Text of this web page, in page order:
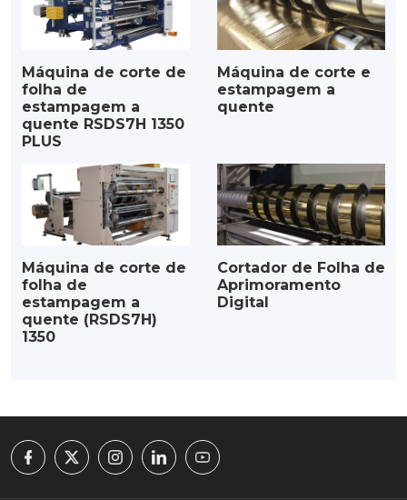
Máquina de corte de
folha de
estampagem a
quente RSDS7H 1350
PLUS
Máquina de corte e
estampagem a
quente
Máquina de corte de
folha de
estampagem a
quente (RSDS7H)
1350
Cortador de Folha de
Aprimoramento
Digital